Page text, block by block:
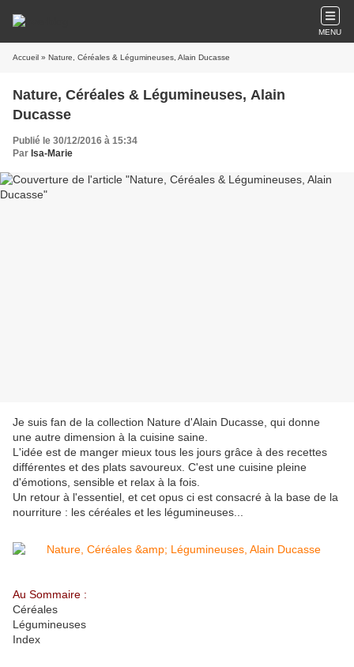
MENU
Accueil » Nature, Céréales & Légumineuses, Alain Ducasse
Nature, Céréales & Légumineuses, Alain
Ducasse
Publié le 30/12/2016 à 15:34
Par Isa-Marie
Je suis fan de la collection Nature d'Alain Ducasse, qui donne
une autre dimension à la cuisine saine.
L'idée est de manger mieux tous les jours grâce à des recettes
différentes et des plats savoureux. C'est une cuisine pleine
d'émotions, sensible et relax à la fois.
Un retour à l'essentiel, et cet opus ci est consacré à la base de la
nourriture : les céréales et les légumineuses...
Au Sommaire :
Céréales
Légumineuses
Index